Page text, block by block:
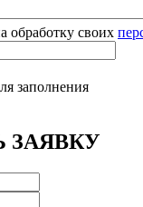
обработку своих
заполнения
ЗАЯВКУ